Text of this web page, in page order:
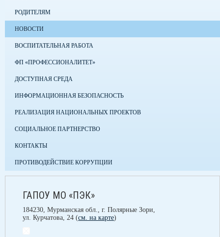
РОДИТЕЛЯМ
НОВОСТИ
ВОСПИТАТЕЛЬНАЯ РАБОТА
ФП «ПРОФЕССИОНАЛИТЕТ»
ДОСТУПНАЯ СРЕДА
ИНФОРМАЦИОННАЯ БЕЗОПАСНОСТЬ
РЕАЛИЗАЦИЯ НАЦИОНАЛЬНЫХ ПРОЕКТОВ
СОЦИАЛЬНОЕ ПАРТНЕРСТВО
КОНТАКТЫ
ПРОТИВОДЕЙСТВИЕ КОРРУПЦИИ
ГАПОУ МО «ПЭК»
184230, Мурманская обл., г. Полярные Зори,
ул. Курчатова, 24 (см. на карте)